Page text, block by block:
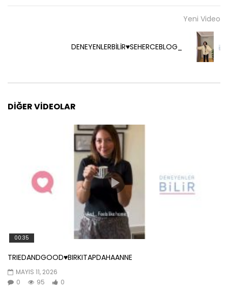
Yeni Video
DENEYENLERBİLİR♥️SEHERCEBLOG_
DIĞER VIDEOLAR
00:35
TRIEDANDGOOD♥️BIRKITAPDAHAANNE
MAYIS 11, 2026
0
95 0